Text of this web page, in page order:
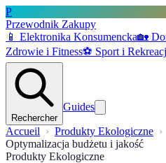
P
Przewodnik Zakupy
📱 Elektronika Konsumencka🏡
Zdrowie i Fitness⚽ Sport i
Rechercher
Guides
Accueil Produkty Ekologiczne
Optymalizacja budżetu i jakość
Produkty Ekologiczne